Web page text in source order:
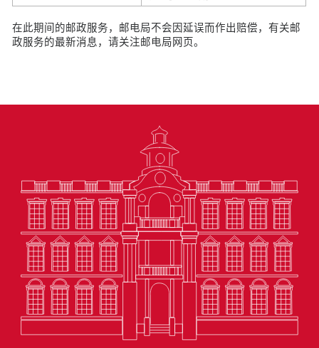
在此期间的邮政服务，邮电局不会因延误而作出赔偿，有关邮
政服务的最新消息，请关注邮电局网页。